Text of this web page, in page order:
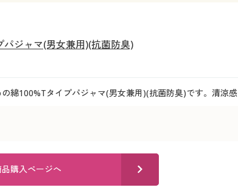
ジャマ(男女兼用)(抗菌防臭)
綿100%Tタイプパジャマ(男女兼用)(抗菌防臭)です。清涼
購入ページへ